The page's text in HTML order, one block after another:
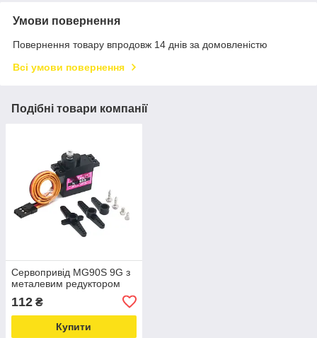
Умови повернення
Повернення товару впродовж 14 днів за домовленістю
Всі умови повернення
Подібні товари компанії
Сервопривід MG90S 9G з
металевим редуктором
112 ₴
Купити